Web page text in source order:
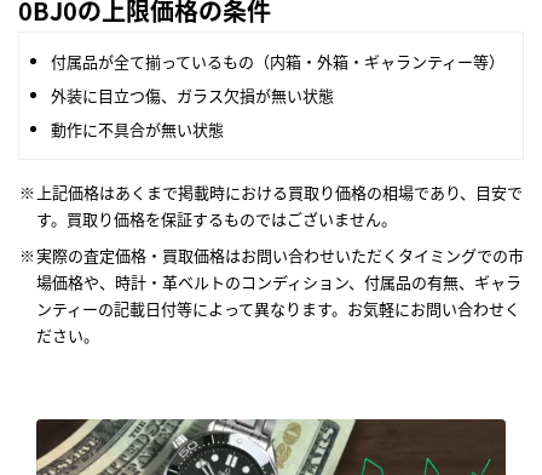
0BJ0の上限価格の条件
付属品が全て揃っているもの（内箱・外箱・ギャランティー等）
外装に目立つ傷、ガラス欠損が無い状態
動作に不具合が無い状態
上記価格はあくまで掲載時における買取り価格の相場であり、目安で
す。買取り価格を保証するものではございません。
実際の査定価格・買取価格はお問い合わせいただくタイミングでの市
場価格や、時計・革ベルトのコンディション、付属品の有無、ギャラ
ンティーの記載日付等によって異なります。お気軽にお問い合わせく
ださい。